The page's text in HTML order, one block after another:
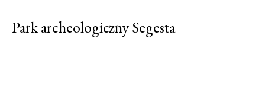
Park archeologiczny Segesta